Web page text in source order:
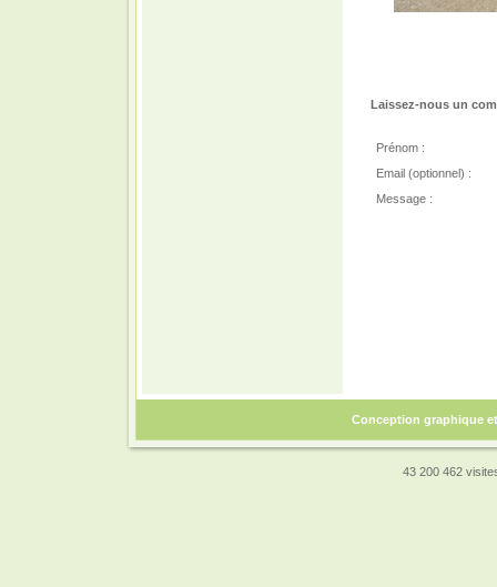
Laissez-nous un
Prénom :
Email (optionnel) :
Message :
Conception graphique
43 200 462